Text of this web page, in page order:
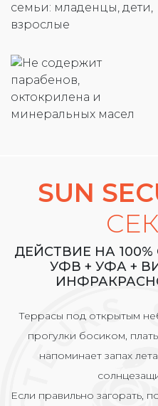
SUN
ДЕЙСТВИЕ НА
УФВ + УФА +
Террасы под открытым
прогулки босиком,
напоминает запах
Если правильно загорать,